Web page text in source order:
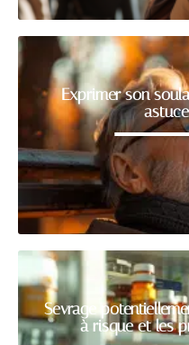
Exprimer son
Sevrage
à risque et les